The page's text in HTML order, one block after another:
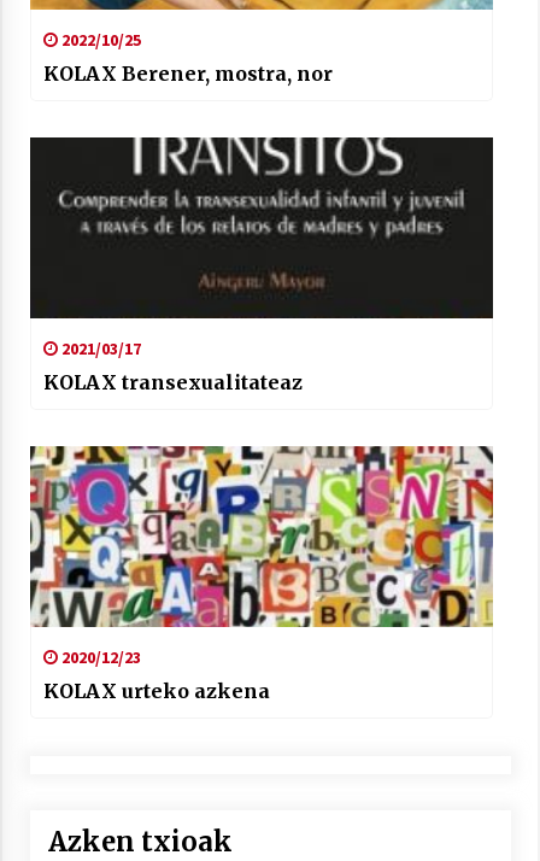
2022/10/25
KOLAX Berener, mostra, nor
2021/03/17
KOLAX transexualitateaz
2020/12/23
KOLAX urteko azkena
Azken txioak